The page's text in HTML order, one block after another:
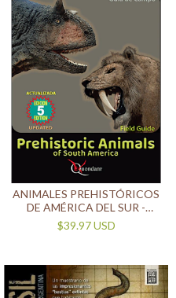
ANIMALES PREHISTÓRICOS
DE AMÉRICA DEL SUR -
BILINGÜE
$39.97 USD